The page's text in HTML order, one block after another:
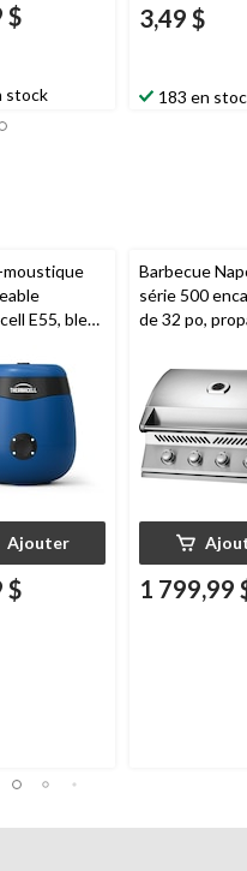
$
stock
3,49 $
183 en
moustique
E55, bleu
Ajouter
$
Barbecue
série 500
de 32 po,
1 799,99